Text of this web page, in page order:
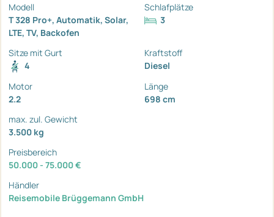
Modell
T 328 Pro+, Automatik, Solar,
LTE, TV, Backofen
Schlafplätze
3
Sitze mit Gurt
4
Kraftstoff
Diesel
Motor
2.2
Länge
698 cm
max. zul. Gewicht
3.500 kg
Preisbereich
50.000 - 75.000 €
Händler
Reisemobile Brüggemann GmbH